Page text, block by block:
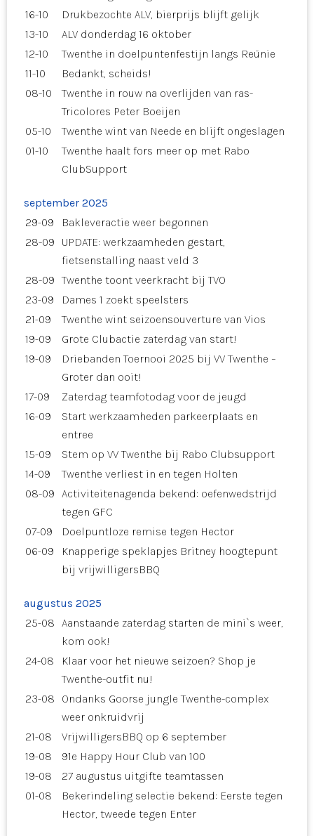
16-10
Drukbezochte ALV, bierprijs blijft gelijk
13-10
ALV donderdag 16 oktober
12-10
Twenthe in doelpuntenfestijn langs Reünie
11-10
Bedankt, scheids!
08-10
Twenthe in rouw na overlijden van ras-
Tricolores Peter Boeijen
05-10
Twenthe wint van Neede en blijft ongeslagen
01-10
Twenthe haalt fors meer op met Rabo
ClubSupport
september 2025
29-09
Bakleveractie weer begonnen
28-09
UPDATE: werkzaamheden gestart,
fietsenstalling naast veld 3
28-09 Twenthe toont veerkracht bij TVO
23-09
Dames 1 zoekt speelsters
21-09
Twenthe wint seizoensouverture van Vios
19-09
Grote Clubactie zaterdag van start!
19-09
Driebanden Toernooi 2025 bij VV Twenthe –
Groter dan ooit!
17-09
Zaterdag teamfotodag voor de jeugd
16-09
Start werkzaamheden parkeerplaats en
entree
15-09
Stem op VV Twenthe bij Rabo Clubsupport
14-09
Twenthe verliest in en tegen Holten
08-09 Activiteitenagenda bekend: oefenwedstrijd
tegen GFC
07-09
Doelpuntloze remise tegen Hector
06-09
Knapperige speklapjes Britney hoogtepunt
bij vrijwilligersBBQ
augustus 2025
25-08 Aanstaande zaterdag starten de mini`s weer,
kom ook!
24-08
Klaar voor het nieuwe seizoen? Shop je
Twenthe-outfit nu!
23-08
Ondanks Goorse jungle Twenthe-complex
weer onkruidvrij
21-08
VrijwilligersBBQ op 6 september
19-08
91e Happy Hour Club van 100
19-08
27 augustus uitgifte teamtassen
01-08
Bekerindeling selectie bekend: Eerste tegen
Hector, tweede tegen Enter